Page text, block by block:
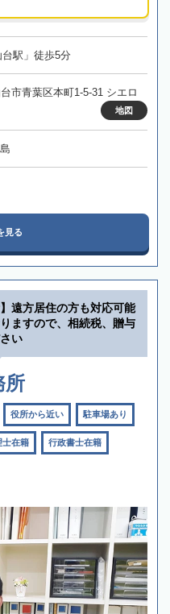
駅」徒歩5分
市青葉区本町1-5-31 シエロ
地図
見る
遠方居住の方も対応可能
ますので、相続税、贈与
い
所
役所から近い 駐車場あり
士在籍 行政書士在籍